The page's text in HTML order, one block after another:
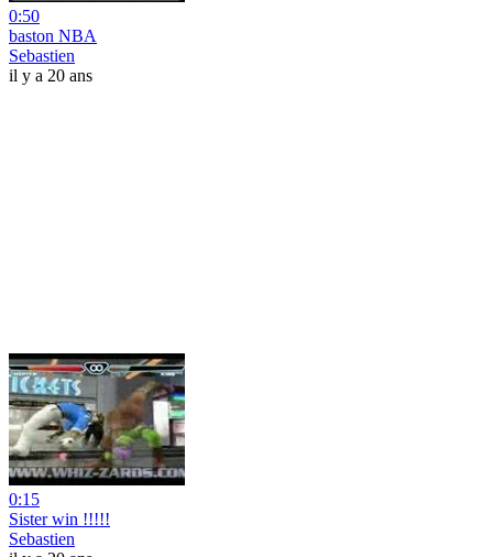
0:50
baston NBA
Sebastien
il y a 20 ans
0:15
Sister win !!!!!
Sebastien